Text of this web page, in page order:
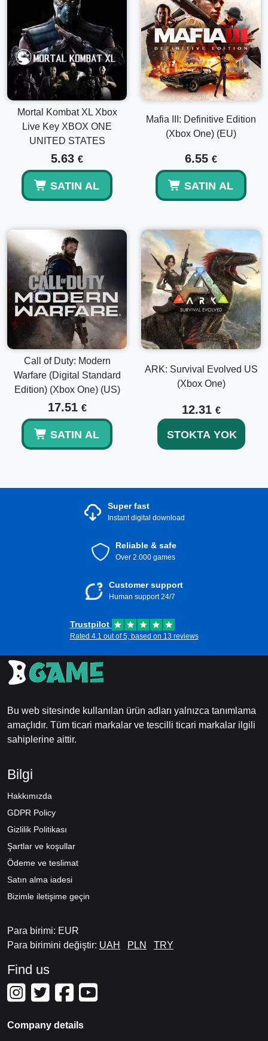
Mortal Kombat XL Xbox
Live Key XBOX ONE
UNITED STATES
5.63 €
SATIN AL
Mafia III: Definitive Edition
(Xbox One) (EU)
6.55 €
SATIN AL
Call of Duty: Modern
Warfare (Digital Standard
Edition) (Xbox One) (US)
17.51 €
SATIN AL
ARK: Survival Evolved US
(Xbox One)
12.31 €
STOKTA YOK
Super fast
Instant digital download
Reliable & safe
Over 2.000 games
Customer support
Human support 24/7
Trustpilot
Rated 4.1 out of 5, based on 13 reviews
Bu web sitesinde kullanılan ürün adları yalnızca tanımlama
amaçlıdır. Tüm ticari markalar ve tescilli ticari markalar ilgili
sahiplerine aittir.
Bilgi
Hakkımızda
GDPR Policy
Gizlilik Politikası
Şartlar ve koşullar
Ödeme ve teslimat
Satın alma iadesi
Bizimle iletişime geçin
Para birimi: EUR
Para birimini değiştir: UAH PLN TRY
Find us
Company details